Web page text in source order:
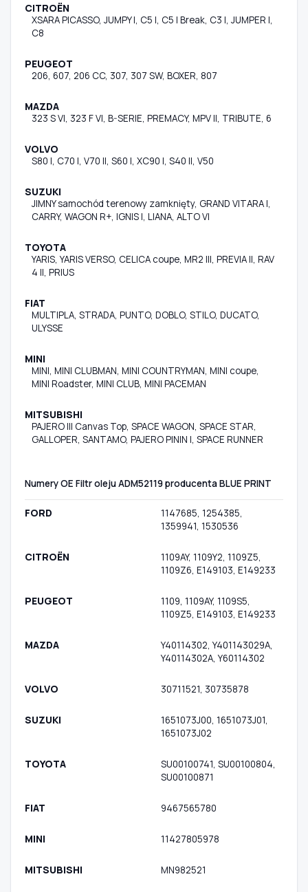
CITROËN
XSARA PICASSO, JUMPY I, C5 I, C5 I Break, C3 I, JUMPER I,
C8
PEUGEOT
206, 607, 206 CC, 307, 307 SW, BOXER, 807
MAZDA
323 S VI, 323 F VI, B-SERIE, PREMACY, MPV II, TRIBUTE, 6
VOLVO
S80 I, C70 I, V70 II, S60 I, XC90 I, S40 II, V50
SUZUKI
JIMNY samochód terenowy zamknięty, GRAND VITARA I,
CARRY, WAGON R+, IGNIS I, LIANA, ALTO VI
TOYOTA
YARIS, YARIS VERSO, CELICA coupe, MR2 III, PREVIA II, RAV
4 II, PRIUS
FIAT
MULTIPLA, STRADA, PUNTO, DOBLO, STILO, DUCATO,
ULYSSE
MINI
MINI, MINI CLUBMAN, MINI COUNTRYMAN, MINI coupe,
MINI Roadster, MINI CLUB, MINI PACEMAN
MITSUBISHI
PAJERO III Canvas Top, SPACE WAGON, SPACE STAR,
GALLOPER, SANTAMO, PAJERO PININ I, SPACE RUNNER
Numery OE Filtr oleju ADM52119 producenta BLUE PRINT
FORD
1147685, 1254385,
1359941, 1530536
CITROËN
1109AY, 1109Y2, 1109Z5,
1109Z6, E149103, E149233
PEUGEOT
1109, 1109AY, 1109S5,
1109Z5, E149103, E149233
MAZDA
Y40114302, Y401143029A,
Y40114302A, Y60114302
VOLVO 30711521, 30735878
SUZUKI
1651073J00, 1651073J01,
1651073J02
TOYOTA
SU00100741, SU00100804,
SU00100871
FIAT 9467565780
MINI 11427805978
MITSUBISHI MN982521